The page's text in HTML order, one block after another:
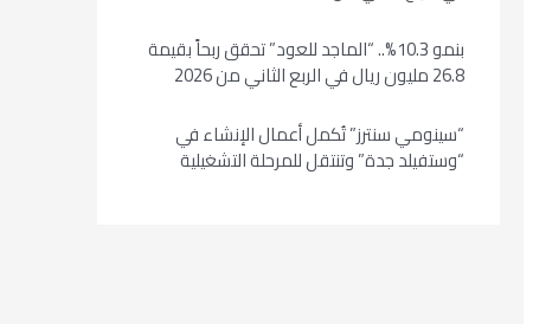
بنمو 10.3%.. “الماجد للعود” تحقق ربحاً بقيمة
26.8 مليون ريال في الربع الثاني من 2026
“سينومي سنترز” تُكمل أعمال الإنشاء في
“وستفيلد جدة” وتنتقل للمرحلة التشغيلية